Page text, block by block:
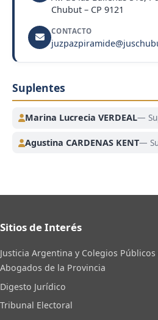
Chubut – CP 9121
CONTACTO
Suplentes
Marina Lucrecia VERDEAL—
Agustina CARDENAS KENT—
Sitios de Interés
Justicia Argentina y Colegios Públicos
Abogados de la Provincia
Digesto Jurídico
Tribunal Electoral